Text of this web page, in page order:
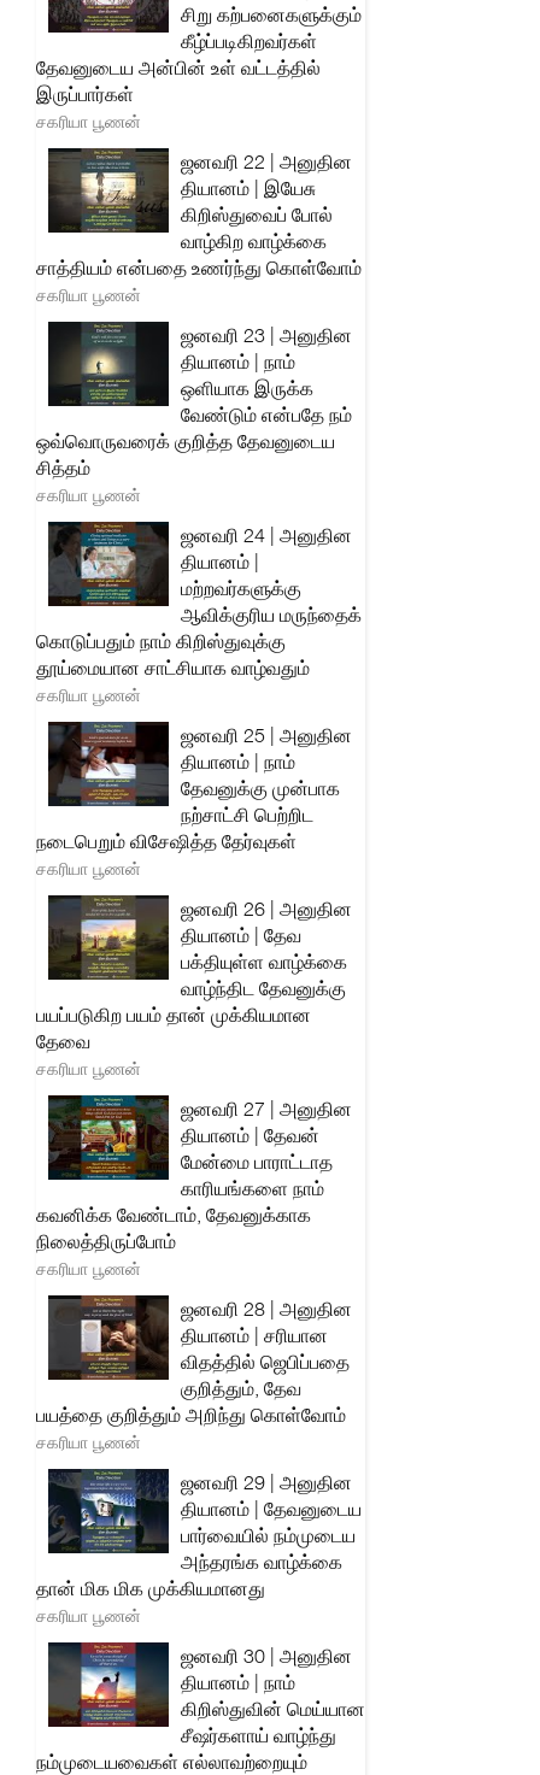
சிறு கற்பனைகளுக்கும்
கீழ்ப்படிகிறவர்கள்
தேவனுடைய அன்பின் உள் வட்டத்தில்
இருப்பார்கள்
சகரியா பூணன்
ஜனவரி 22 | அனுதின
தியானம் | இயேசு
கிறிஸ்துவைப் போல்
வாழ்கிற வாழ்க்கை
சாத்தியம் என்பதை உணர்ந்து கொள்வோம்
சகரியா பூணன்
ஜனவரி 23 | அனுதின
தியானம் | நாம்
ஒளியாக இருக்க
வேண்டும் என்பதே நம்
ஒவ்வொருவரைக் குறித்த தேவனுடைய
சித்தம்
சகரியா பூணன்
ஜனவரி 24 | அனுதின
தியானம் |
மற்றவர்களுக்கு
ஆவிக்குரிய மருந்தைக்
கொடுப்பதும் நாம் கிறிஸ்துவுக்கு
தூய்மையான சாட்சியாக வாழ்வதும்
சகரியா பூணன்
ஜனவரி 25 | அனுதின
தியானம் | நாம்
தேவனுக்கு முன்பாக
நற்சாட்சி பெற்றிட
நடைபெறும் விசேஷித்த தேர்வுகள்
சகரியா பூணன்
ஜனவரி 26 | அனுதின
தியானம் | தேவ
பக்தியுள்ள வாழ்க்கை
வாழ்ந்திட தேவனுக்கு
பயப்படுகிற பயம் தான் முக்கியமான
தேவை
சகரியா பூணன்
ஜனவரி 27 | அனுதின
தியானம் | தேவன்
மேன்மை பாராட்டாத
காரியங்களை நாம்
கவனிக்க வேண்டாம், தேவனுக்காக
நிலைத்திருப்போம்
சகரியா பூணன்
ஜனவரி 28 | அனுதின
தியானம் | சரியான
விதத்தில் ஜெபிப்பதை
குறித்தும், தேவ
பயத்தை குறித்தும் அறிந்து கொள்வோம்
சகரியா பூணன்
ஜனவரி 29 | அனுதின
தியானம் | தேவனுடைய
பார்வையில் நம்முடைய
அந்தரங்க வாழ்க்கை
தான் மிக மிக முக்கியமானது
சகரியா பூணன்
ஜனவரி 30 | அனுதின
தியானம் | நாம்
கிறிஸ்துவின் மெய்யான
சீஷர்களாய் வாழ்ந்து
நம்முடையவைகள் எல்லாவற்றையும்